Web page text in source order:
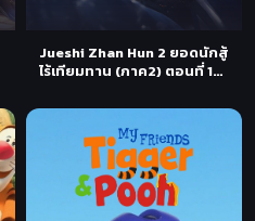
Jueshi Zhan Hun 2 ยอดนักสู้
ไร้เทียมทาน (ภาค2) ตอนที่ 1-